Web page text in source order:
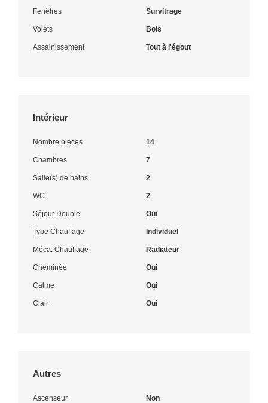
Fenêtres Survitrage
Volets Bois
Assainissement Tout à l'égout
Intérieur
Nombre pièces 14
Chambres 7
Salle(s) de bains 2
WC 2
Séjour Double Oui
Type Chauffage Individuel
Méca. Chauffage Radiateur
Cheminée Oui
Calme Oui
Clair Oui
Autres
Ascenseur Non